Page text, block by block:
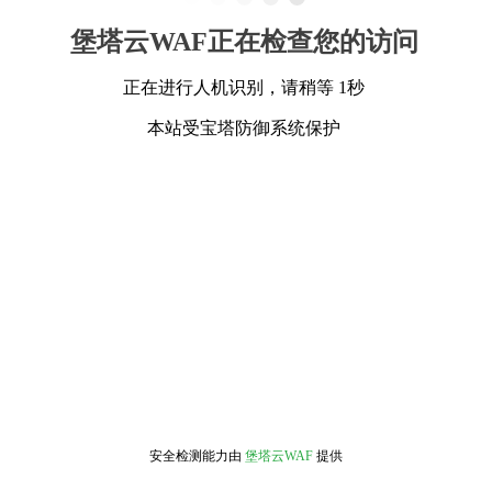
堡塔云WAF正在检查您的访问
正在进行人机识别，请稍等 1秒
本站受宝塔防御系统保护
安全检测能力由 堡塔云WAF 提供